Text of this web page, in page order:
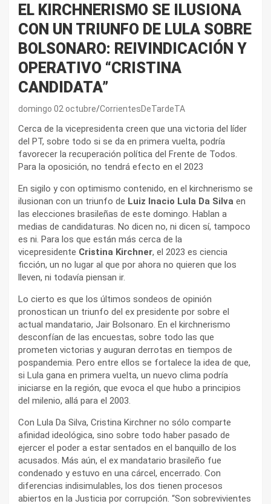
EL KIRCHNERISMO SE ILUSIONA
CON UN TRIUNFO DE LULA SOBRE
BOLSONARO: REIVINDICACIÓN Y
OPERATIVO “CRISTINA
CANDIDATA”
domingo 02 octubre CorrientesDeTardeTA
Cerca de la vicepresidenta creen que una victoria del líder
del PT, sobre todo si se da en primera vuelta, podría
favorecer la recuperación política del Frente de Todos.
Para la oposición, no tendrá efecto en el 2023
En sigilo y con optimismo contenido, en el kirchnerismo se
ilusionan con un triunfo de Luiz Inacio Lula Da Silva en
las elecciones brasileñas de este domingo. Hablan a
medias de candidaturas. No dicen no, ni dicen sí, tampoco
es ni. Para los que están más cerca de la
vicepresidente Cristina Kirchner, el 2023 es ciencia
ficción, un no lugar al que por ahora no quieren que los
lleven, ni todavía piensan ir.
Lo cierto es que los últimos sondeos de opinión
pronostican un triunfo del ex presidente por sobre el
actual mandatario, Jair Bolsonaro. En el kirchnerismo
desconfían de las encuestas, sobre todo las que
prometen victorias y auguran derrotas en tiempos de
pospandemia. Pero entre ellos se fortalece la idea de que,
si Lula gana en primera vuelta, un nuevo clima podría
iniciarse en la región, que evoca el que hubo a principios
del milenio, allá para el 2003.
Con Lula Da Silva, Cristina Kirchner no sólo comparte
afinidad ideológica, sino sobre todo haber pasado de
ejercer el poder a estar sentados en el banquillo de los
acusados. Más aún, el ex mandatario brasileño fue
condenado y estuvo en una cárcel, encerrado. Con
diferencias indisimulables, los dos tienen procesos
abiertos en la Justicia por corrupción. “Son sobrevivientes